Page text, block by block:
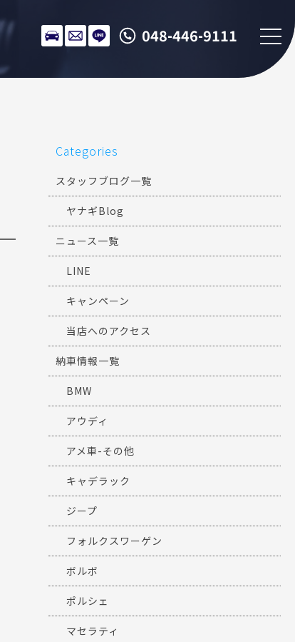
048-446-9111
Categories
スタッフブログ一覧
ヤナギBlog
ニュース一覧
LINE
キャンペーン
当店へのアクセス
納車情報一覧
BMW
アウディ
アメ車-その他
キャデラック
ジープ
フォルクスワーゲン
ボルボ
ポルシェ
マセラティ